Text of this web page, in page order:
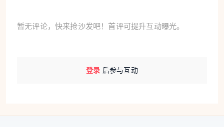
暂无评论，快来抢沙发吧！首评可提升互动曝光。
登录 后参与互动